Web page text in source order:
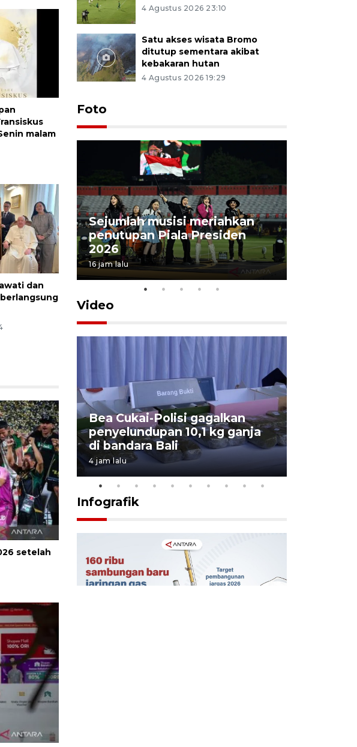
malam
dan
setelah
4 Agustus 2026 23:10
Satu akses wisata Bromo
ditutup sementara akibat
kebakaran hutan
4 Agustus 2026 19:29
Foto
Perisai
Sejumlah musisi meriahkan
penutupan Piala Presiden
2026
16 jam lalu
Video
ayam di
Bea Cukai-Polisi gagalkan
penyelundupan 10,1 kg ganja
di bandara Bali
4 jam lalu
Infografik